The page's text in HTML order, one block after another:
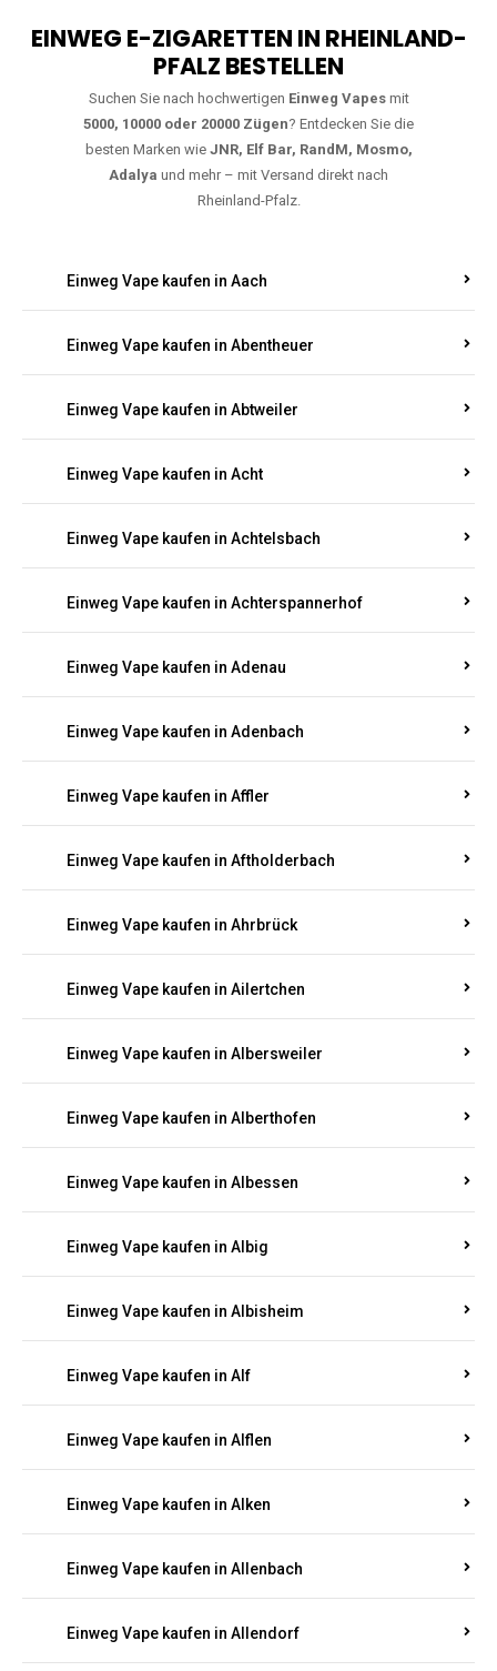
EINWEG E-ZIGARETTEN IN RHEINLAND-
PFALZ BESTELLEN
Suchen Sie nach hochwertigen Einweg Vapesmit
5000, 10000 oder 20000 Zügen? Entdecken Sie die
besten Marken wie JNR, Elf Bar, RandM, Mosmo,
Adalya und mehr – mit Versand direkt nach
Rheinland-Pfalz.
Einweg Vape kaufen in Aach
Einweg Vape kaufen in Abentheuer
Einweg Vape kaufen in Abtweiler
Einweg Vape kaufen in Acht
Einweg Vape kaufen in Achtelsbach
Einweg Vape kaufen in Achterspannerhof
Einweg Vape kaufen in Adenau
Einweg Vape kaufen in Adenbach
Einweg Vape kaufen in Affler
Einweg Vape kaufen in Aftholderbach
Einweg Vape kaufen in Ahrbrück
Einweg Vape kaufen in Ailertchen
Einweg Vape kaufen in Albersweiler
Einweg Vape kaufen in Alberthofen
Einweg Vape kaufen in Albessen
Einweg Vape kaufen in Albig
Einweg Vape kaufen in Albisheim
Einweg Vape kaufen in Alf
Einweg Vape kaufen in Alflen
Einweg Vape kaufen in Alken
Einweg Vape kaufen in Allenbach
Einweg Vape kaufen in Allendorf